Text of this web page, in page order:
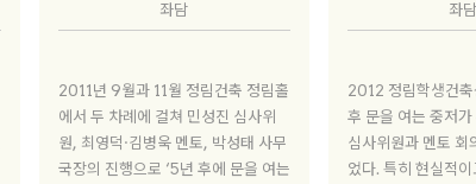
좌담
2011년 9월과 11월 정림건축 정림홀
에서 두 차례에 걸쳐 민성진 심사위
원, 최영덕·김병욱 멘토, 박성태 사무
국장의 진행으로 ‘5년 후에 문을 여는
좌담
2012 정림학생건축
후 문을 여는 중저가
심사위원과 멘토 회
었다. 특히 현실적